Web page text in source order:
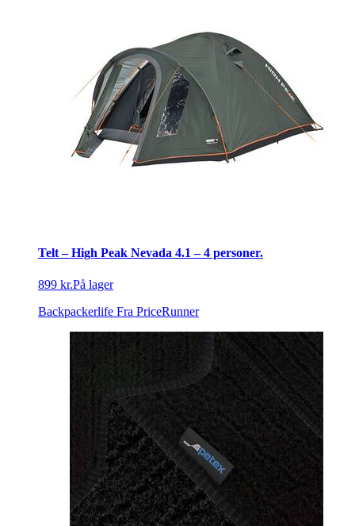
Telt – High Peak Nevada 4.1 – 4 personer.
899 kr.På lager
Backpackerlife Fra PriceRunner